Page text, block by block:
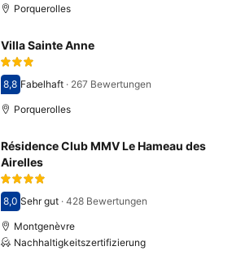
Porquerolles
Villa Sainte Anne
Bewertet mit 8,8
8,8 Fabelhaft· 267 Bewertungen
Porquerolles
Résidence Club MMV Le Hameau des
Airelles
Bewertet mit 8,0
8,0 Sehr gut· 428 Bewertungen
Montgenèvre
Nachhaltigkeitszertifizierung